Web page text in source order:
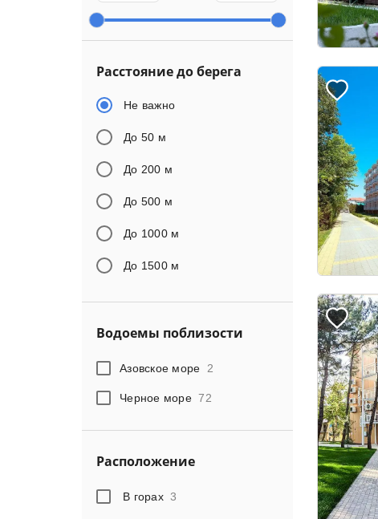
Расстояние до берега
Не важно
До 50 м
До 200 м
До 500 м
До 1000 м
До 1500 м
Водоемы поблизости
Азовское море 2
Черное море 72
Расположение
В горах 3